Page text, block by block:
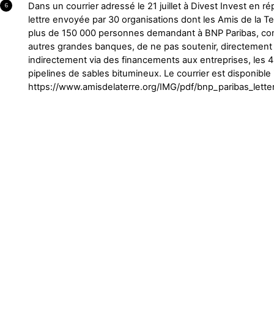
6
Dans un courrier adressé le 21 juillet à Divest Invest en
lettre envoyée par 30 organisations dont les Amis de la
plus de 150 000 personnes demandant à BNP Paribas,
autres grandes banques, de ne pas soutenir,
indirectement via des financements aux entreprises, les
pipelines de sables bitumineux. Le courrier est disponible
https://www.amisdelaterre.org/IMG/pdf/